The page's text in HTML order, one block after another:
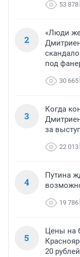
53 878
2
«Люди же
под
30 665
3
Когда
за
22 013
4
Путина
19 786
5
Цены на
20 рублей